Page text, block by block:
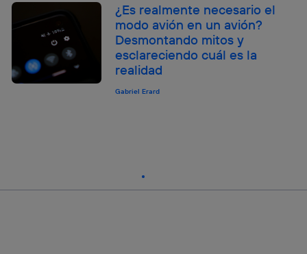
¿Es realmente necesario el
modo avión en un avión?
Desmontando mitos y
esclareciendo cuál es la
realidad
Gabriel Erard